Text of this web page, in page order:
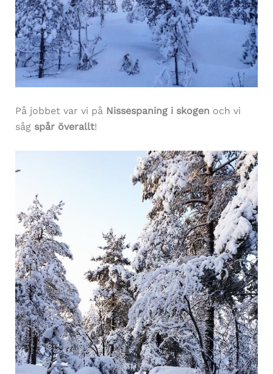
På jobbet var vi på Nissespaning i skogen och vi
såg spår överallt!